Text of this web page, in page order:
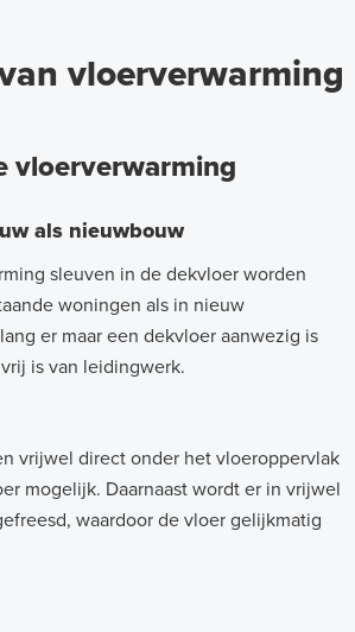
vloerverwarming
vloerverwarming
als nieuwbouw
sleuven in de dekvloer worden
woningen als in nieuw
er maar een dekvloer aanwezig is
is van leidingwerk.
vrijwel direct onder het vloeroppervlak
mogelijk. Daarnaast wordt er in vrijwel
waardoor de vloer gelijkmatig